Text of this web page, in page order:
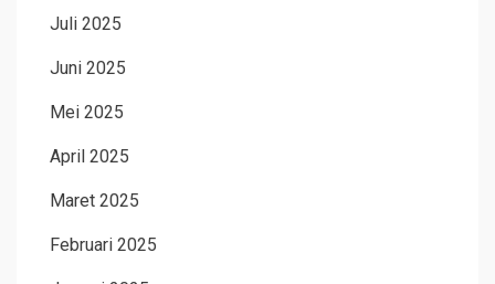
Juli 2025
Juni 2025
Mei 2025
April 2025
Maret 2025
Februari 2025